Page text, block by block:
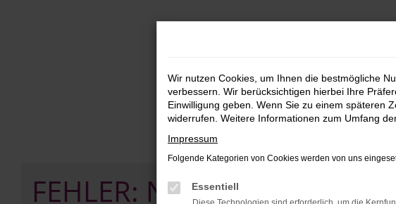
FEHLER: NETWORK ERROR
Wir nutzen Cookies, um Ihnen die bestmögliche
verbessern. Wir berücksichtigen hierbei Ihre
Einwilligung geben. Wenn Sie zu einem späteren
widerrufen. Weitere Informationen zum Umfang
Impressum
Folgende Kategorien von Cookies werden von uns
Essentiell